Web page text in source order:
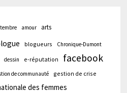
amour arts
blogueurs Chronique-Dumont
dessin e-réputation facebook
de communauté gestion de crise
des femmes